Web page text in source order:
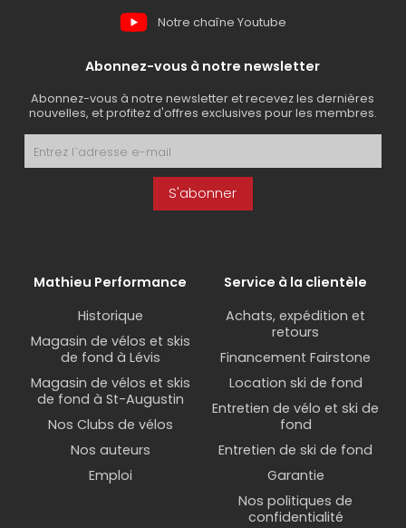
Notre chaîne Youtube
Abonnez-vous à notre newsletter
Abonnez-vous à notre newsletter et recevez les dernières
nouvelles, et profitez d'offres exclusives pour les membres.
S'abonner
Mathieu Performance
Historique
Magasin de vélos et skis
de fond à Lévis
Magasin de vélos et skis
de fond à St-Augustin
Nos Clubs de vélos
Nos auteurs
Emploi
Service à la clientèle
Achats, expédition et
retours
Financement Fairstone
Location ski de fond
Entretien de vélo et ski de
fond
Entretien de ski de fond
Garantie
Nos politiques de
confidentialité